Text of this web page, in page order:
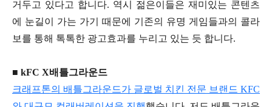
거두고 있다고 합니다. 역시 젊은이들은 재미있는 콘텐츠
에 눈길이 가는 가기 때문에 기존의 유명 게임들과의 콜라
보를 통해 톡톡한 광고효과를 누리고 있는 듯 합니다.
■ kFC X배틀그라운드
크래프톤의 배틀그라운드가 글로벌 치킨 전문 브랜드 KFC